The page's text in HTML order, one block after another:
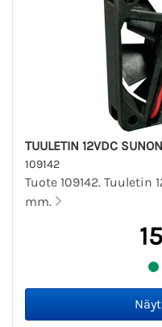
TUULETIN 12VDC
109142
Tuote 109142. Tuuletin
mm.